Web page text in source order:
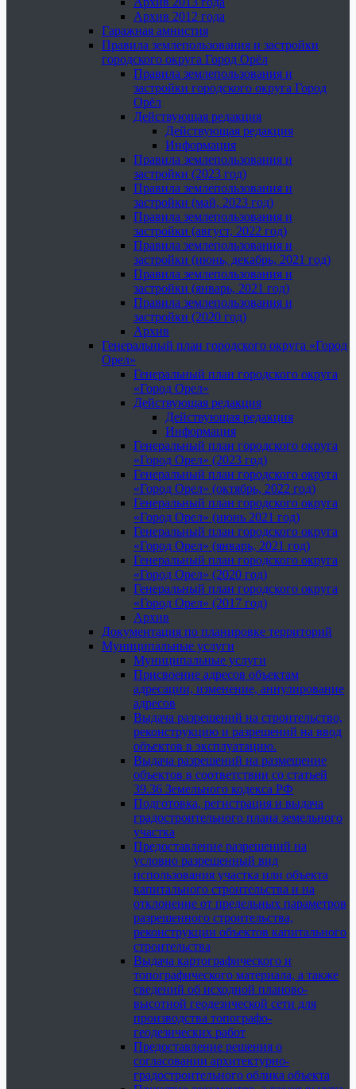
Архив 2012 года
Гаражная амнистия
Правила землепользования и застройки
городского округа Город Орёл
Правила землепользования и
застройки городского округа Город
Орёл
Действующая редакция
Действующая редакция
Информация
Правила землепользования и
застройки (2023 год)
Правила землепользования и
застройки (май, 2023 год)
Правила землепользования и
застройки (август, 2022 год)
Правила землепользования и
застройки (июнь, декабрь, 2021 год)
Правила землепользования и
застройки (январь, 2021 год)
Правила землепользования и
застройки (2020 год)
Архив
Генеральный план городского округа «Город
Орел»
Генеральный план городского округа
«Город Орел»
Действующая редакция
Действующая редакция
Информация
Генеральный план городского округа
«Город Орел» (2023 год)
Генеральный план городского округа
«Город Орел» (октябрь, 2022 год)
Генеральный план городского округа
«Город Орел» (июнь 2021 год)
Генеральный план городского округа
«Город Орел» (январь, 2021 год)
Генеральный план городского округа
«Город Орел» (2020 год)
Генеральный план городского округа
«Город Орел» (2017 год)
Архив
Документация по планировке территорий
Муниципальные услуги
Муниципальные услуги
Присвоение адресов объектам
адресации, изменение, аннулирование
адресов
Выдача разрешений на строительство,
реконструкцию и разрешений на ввод
объектов в эксплуатацию.
Выдача разрешений на размещение
объектов в соответствии со статьей
39.36 Земельного кодекса РФ
Подготовка, регистрация и выдача
градостроительного плана земельного
участка
Предоставление разрешений на
условно разрешенный вид
использования участка или объекта
капитального строительства и на
отклонение от предельных параметров
разрешенного строительства,
реконструкции объектов капитального
строительства
Выдача картографического и
топографического материала, а также
сведений об исходной планово-
высотной геодезической сети для
производства топографо-
геодезических работ
Предоставление решения о
согласовании архитектурно-
градостроительного облика объекта